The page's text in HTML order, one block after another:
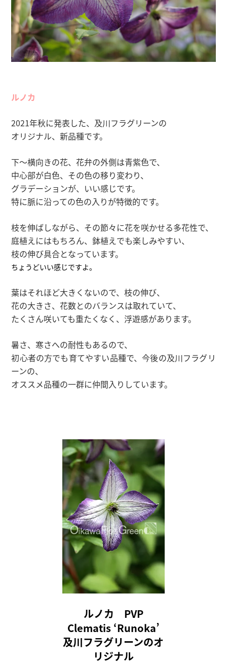
ルノカ
2021年秋に発表した、及川フラグリーンの
オリジナル、新品種です。
下〜横向きの花、花弁の外側は青紫色で、
中心部が白色、その色の移り変わり、
グラデーションが、いい感じです。
特に脈に沿っての色の入りが特徴的です。
枝を伸ばしながら、その節々に花を咲かせる多花性で、
庭植えにはもちろん、鉢植えでも楽しみやすい、
枝の伸び具合となっています。
ちょうどいい感じですよ。
葉はそれほど大きくないので、枝の伸び、
花の大きさ、花数とのバランスは取れていて、
たくさん咲いても重たくなく、浮遊感があります。
暑さ、寒さへの耐性もあるので、
初心者の方でも育てやすい品種で、今後の及川フラグリ
ーンの、
オススメ品種の一群に仲間入りしています。
ルノカ PVP
Clematis ‘Runoka’
及川フラグリーンのオ
リジナル